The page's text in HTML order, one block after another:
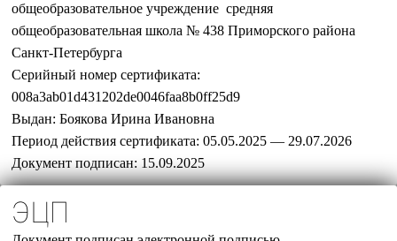
общеобразовательное учреждение средняя
общеобразовательная школа № 438 Приморского района
Санкт-Петербурга
Серийный номер сертификата:
008a3ab01d431202de0046faa8b0ff25d9
Выдан: Боякова Ирина Ивановна
Период действия сертификата: 05.05.2025 — 29.07.2026
Документ подписан: 15.09.2025
ЭЦП